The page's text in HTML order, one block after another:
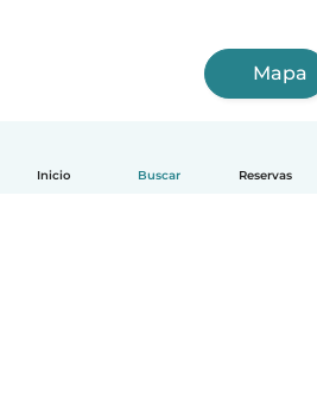
Inicio Buscar Reservas
Mapa